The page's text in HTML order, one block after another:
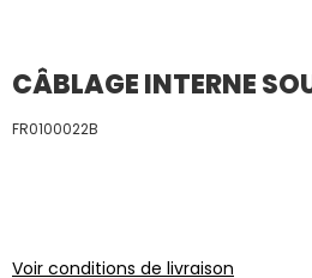
CÂBLAGE INTERNE
FR0100022B
Voir conditions de livraison